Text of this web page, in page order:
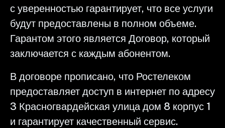
с уверенностью гарантирует, что все услуги
будут предоставлены в полном объеме.
Гарантом этого является Договор, который
заключается с каждым абонентом.
В договоре прописано, что Ростелеком
предоставляет доступ в интернет по адресу
3 Красногвардейская улица дом 8 корпус 1
и гарантирует качественный сервис.